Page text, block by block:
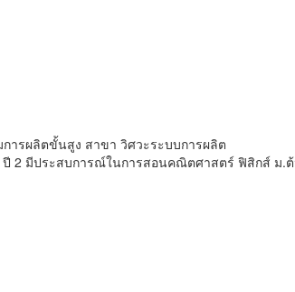
ารผลิตขั้นสูง สาขา วิศวะระบบการผลิต
ปี 2 มีประสบการณ์ในการสอนคณิตศาสตร์ ฟิสิกส์ ม.